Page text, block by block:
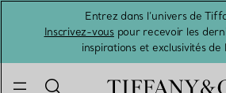
Entrez dans l’univers de
Inscrivez-vouspour recevoir les
inspirations et exclusivités de